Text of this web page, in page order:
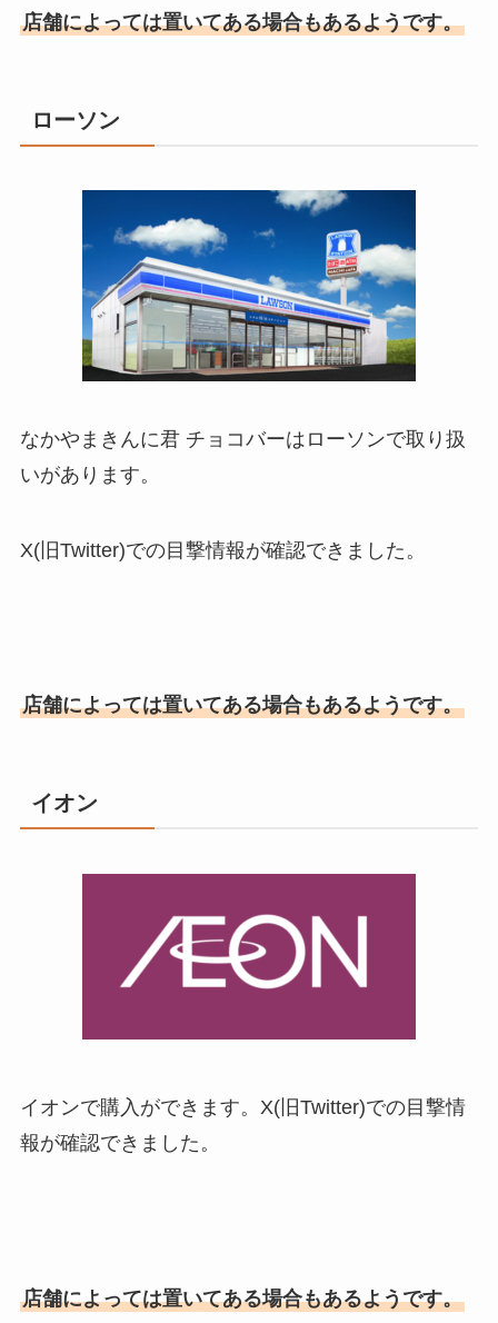
店舗によっては置いてある場合もあるようです。
ローソン
なかやまきんに君 チョコバーはローソンで取り扱
いがあります。
X(旧Twitter)での目撃情報が確認できました。
店舗によっては置いてある場合もあるようです。
イオン
イオンで購入ができます。X(旧Twitter)での目撃情
報が確認できました。
店舗によっては置いてある場合もあるようです。